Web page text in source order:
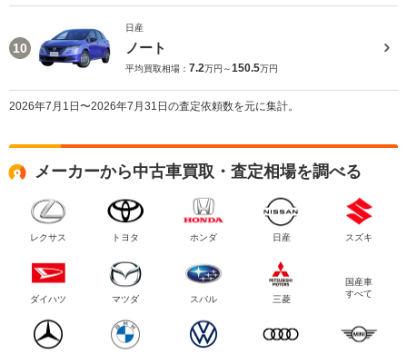
10
日産
ノート
平均買取相場： 7.2万円～150.5万円
2026年7月1日〜2026年7月31日の査定依頼数を元に集計。
メーカーから中古車買取・査定相場を調べる
レクサス トヨタ ホンダ 日産 スズキ
ダイハツ マツダ スバル 三菱
国産車
すべて